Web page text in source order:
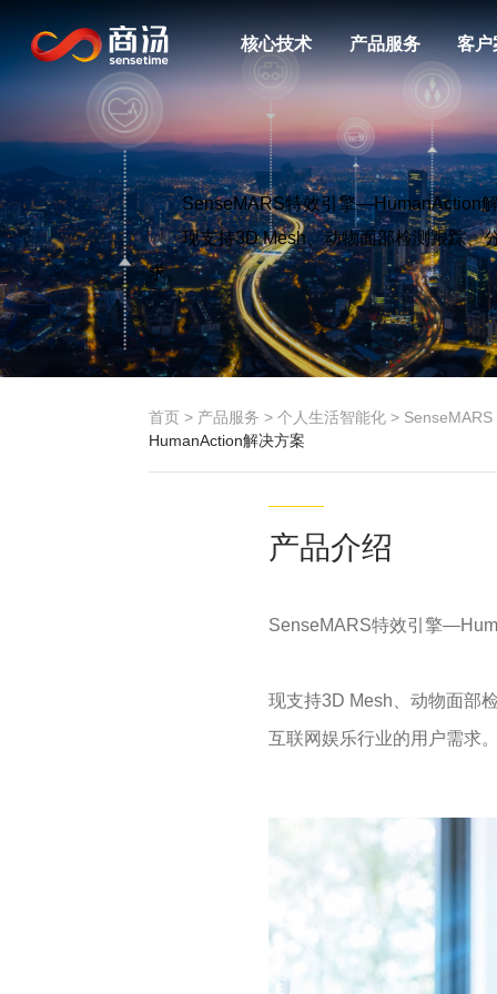
核心技术 产品服务 客户
SenseMARS特效引擎—HumanAction
现支持3D Mesh、动物面部检测跟踪、
求。
首页 > 产品服务 >个人生活智能化 > SenseMARS
HumanAction解决方案
产品介绍
SenseMARS特效引擎
现支持3D Mesh、动物面部
互联网娱乐行业的用户需求